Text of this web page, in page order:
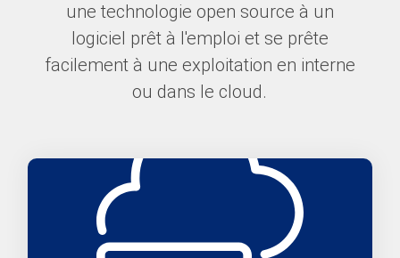
une technologie open source à un
logiciel prêt à l'emploi et se prête
facilement à une exploitation en interne
ou dans le cloud.